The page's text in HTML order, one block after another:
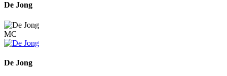
De Jong
MC
De Jong